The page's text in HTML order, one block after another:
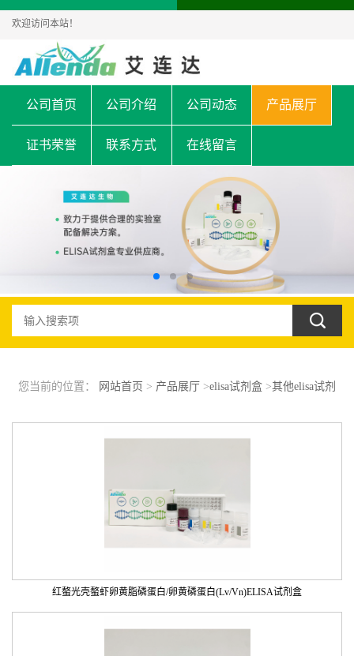
欢迎访问本站！
公司首页 公司介绍 公司动态 产品展厅
证书荣誉 联系方式 在线留言
您当前的位置： 网站首页 > 产品展厅 >elisa试剂盒>其他elisa试剂
红螯光壳螯虾卵黄脂磷蛋白/卵黄磷蛋白(Lv/Vn)ELISA试剂盒